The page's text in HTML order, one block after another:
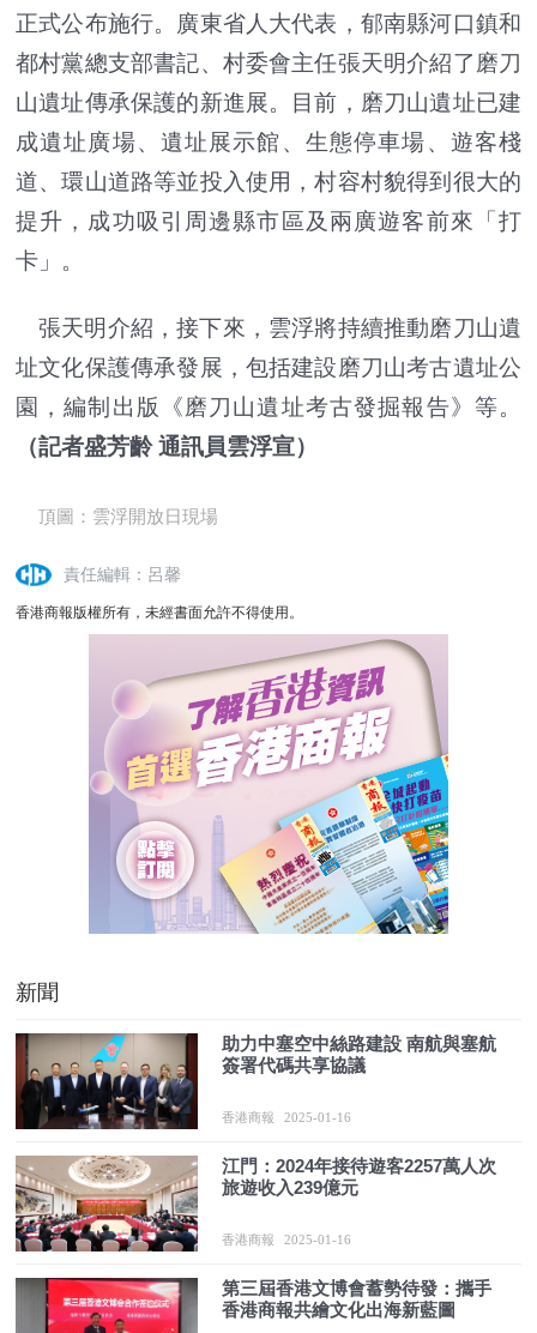
正式公布施行。廣東省人大代表，郁南縣河口鎮和
都村黨總支部書記、村委會主任張天明介紹了磨刀
山遺址傳承保護的新進展。目前，磨刀山遺址已建
成遺址廣場、遺址展示館、生態停車場、遊客棧
道、環山道路等並投入使用，村容村貌得到很大的
提升，成功吸引周邊縣市區及兩廣遊客前來「打
卡」。
張天明介紹，接下來，雲浮將持續推動磨刀山遺
址文化保護傳承發展，包括建設磨刀山考古遺址公
園，編制出版《磨刀山遺址考古發掘報告》等。
（記者盛芳齡 通訊員雲浮宣）
頂圖：雲浮開放日現場
責任編輯：呂馨
香港商報版權所有，未經書面允許不得使用。
新聞
助力中塞空中絲路建設 南航與塞航
簽署代碼共享協議
香港商報 2025-01-16
江門：2024年接待遊客2257萬人次
旅遊收入239億元
香港商報 2025-01-16
第三屆香港文博會蓄勢待發：攜手
香港商報共繪文化出海新藍圖